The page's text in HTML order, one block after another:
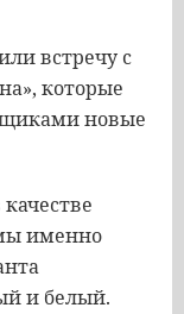
встречу с
которые
новые
именно
и белый.